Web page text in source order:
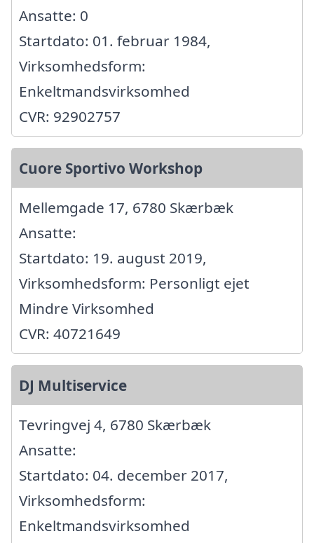
Ansatte: 0
Startdato: 01. februar 1984,
Virksomhedsform:
Enkeltmandsvirksomhed
CVR: 92902757
Cuore Sportivo Workshop
Mellemgade 17, 6780 Skærbæk
Ansatte:
Startdato: 19. august 2019,
Virksomhedsform: Personligt ejet
Mindre Virksomhed
CVR: 40721649
DJ Multiservice
Tevringvej 4, 6780 Skærbæk
Ansatte:
Startdato: 04. december 2017,
Virksomhedsform:
Enkeltmandsvirksomhed